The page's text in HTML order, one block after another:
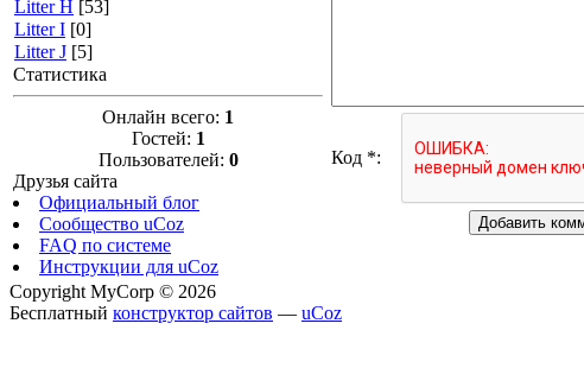
Litter H [53]
Litter I [0]
Litter J [5]
Статистика
Онлайн всего: 1
Гостей: 1
Пользователей: 0
Друзья сайта
Официальный блог
Сообщество uCoz
FAQ по системе
Инструкции для uCoz
Код *:
Copyright MyCorp © 2026
Бесплатный конструктор сайтов — uCoz